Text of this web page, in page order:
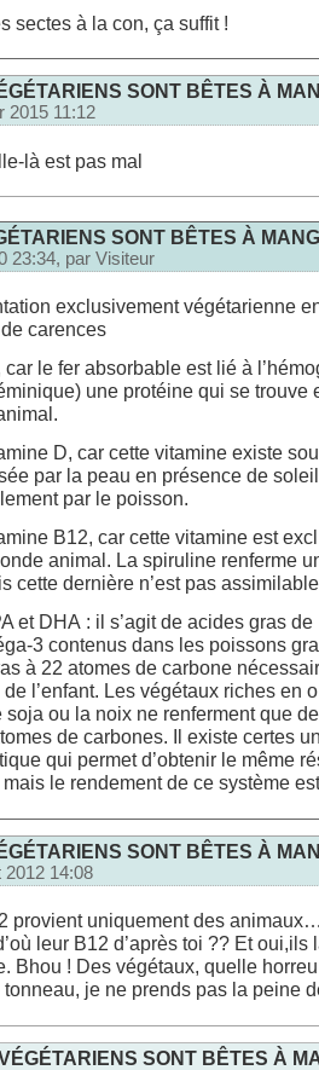
sectes à la con, ça suffit !
SONT BÊTES À
2015 11:12
là est pas mal
SONT BÊTES À
23:34, par Visiteur
exclusivement végétarienne
carences
car le fer absorbable est lié à
une protéine qui se trouve
D, car cette vitamine existe
par la peau en présence de
par le poisson.
B12, car cette vitamine est
animal. La spiruline renferme
cette dernière n’est pas
et DHA : il s’agit de acides gras
3 contenus dans les poissons
à 22 atomes de carbone
l’enfant. Les végétaux riches en
soja ou la noix ne renferment que
de carbones. Il existe certes
qui permet d’obtenir le même
le rendement de ce système
SONT BÊTES À
2012 14:08
provient uniquement des
leur B12 d’après toi ?? Et oui,ils
Bhou ! Des végétaux, quelle
tonneau, je ne prends pas la peine
SONT BÊTES À